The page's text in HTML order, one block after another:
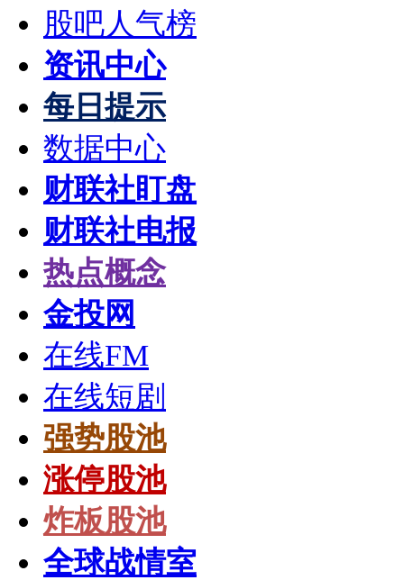
股吧人气榜
资讯中心
每日提示
数据中心
财联社盯盘
财联社电报
热点概念
金投网
在线FM
在线短剧
强势股池
涨停股池
炸板股池
全球战情室